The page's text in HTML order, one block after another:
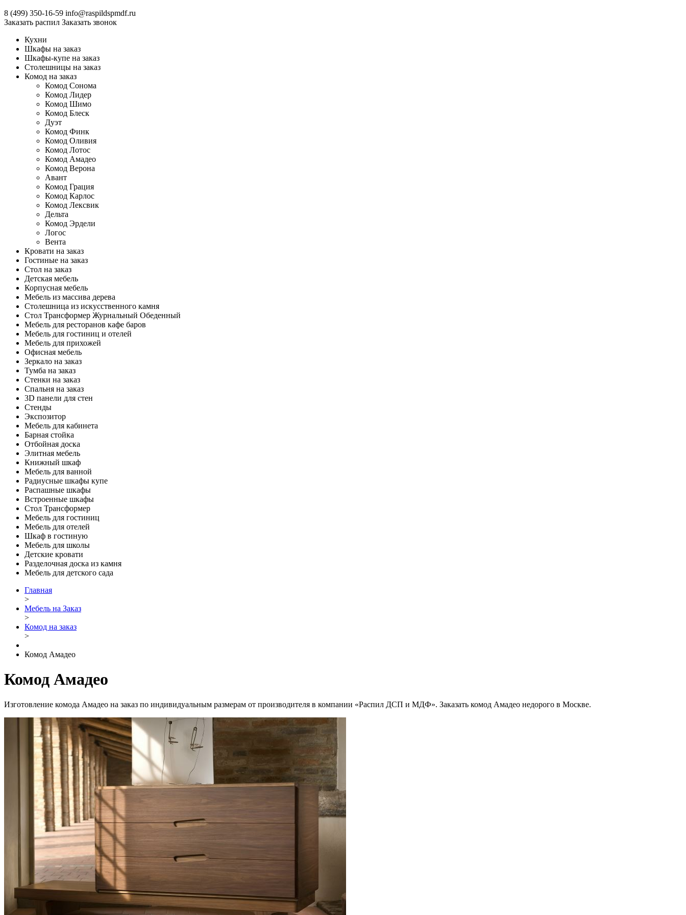
8 (499) 350-16-59 info@raspildspmdf.ru
Заказать распил Заказать звонок
Кухни
Шкафы на заказ
Шкафы-купе на заказ
Столешницы на заказ
Комод на заказ
Комод Сонома
Комод Лидер
Комод Шимо
Комод Блеск
Дуэт
Комод Финк
Комод Оливия
Комод Лотос
Комод Амадео
Комод Верона
Авант
Комод Грация
Комод Карлос
Комод Лексвик
Дельта
Комод Эрдели
Логос
Вента
Кровати на заказ
Гостиные на заказ
Стол на заказ
Детская мебель
Корпусная мебель
Мебель из массива дерева
Столешница из искусственного камня
Стол Трансформер Журнальный Обеденный
Мебель для ресторанов кафе баров
Мебель для гостиниц и отелей
Мебель для прихожей
Офисная мебель
Зеркало на заказ
Тумба на заказ
Стенки на заказ
Спальня на заказ
3D панели для стен
Стенды
Экспозитор
Мебель для кабинета
Барная стойка
Отбойная доска
Элитная мебель
Книжный шкаф
Мебель для ванной
Радиусные шкафы купе
Распашные шкафы
Встроенные шкафы
Стол Трансформер
Мебель для гостиниц
Мебель для отелей
Шкаф в гостиную
Мебель для школы
Детские кровати
Разделочная доска из камня
Мебель для детского сада
Главная
>
Мебель на Заказ
>
Комод на заказ
>
Комод Амадео
Комод Амадео
Изготовление комода Амадео на заказ по индивидуальным размерам от производителя в компании «Распил ДСП и МДФ». Заказать комод Амадео недорого в Москве.